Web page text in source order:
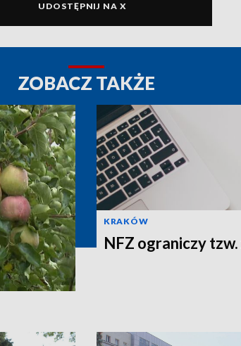
UDOSTĘPNIJ NA X
ZOBACZ TAKŻE
KRAKÓW
NFZ ograniczy